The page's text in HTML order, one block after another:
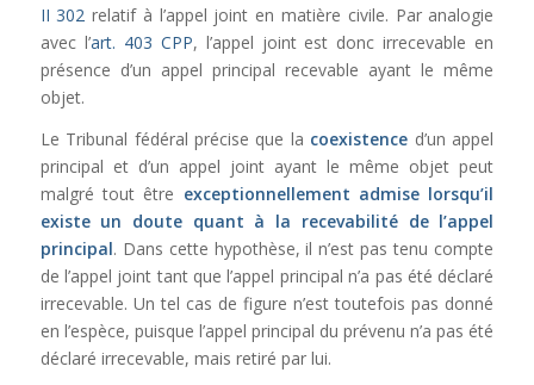
II 302 relatif à l’appel joint en matière civile. Par analogie
avec l’art. 403 CPP, l’appel joint est donc irrecevable en
présence d’un appel principal recevable ayant le même
objet.
Le Tribunal fédéral précise que la coexistence d’un appel
principal et d’un appel joint ayant le même objet peut
malgré tout être exceptionnellement admise lorsqu’il
existe un doute quant à la recevabilité de l’appel
principal. Dans cette hypothèse, il n’est pas tenu compte
de l’appel joint tant que l’appel principal n’a pas été déclaré
irrecevable. Un tel cas de figure n’est toutefois pas donné
en l’espèce, puisque l’appel principal du prévenu n’a pas été
déclaré irrecevable, mais retiré par lui.